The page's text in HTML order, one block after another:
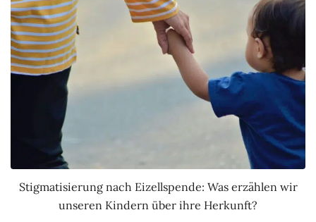
Stigmatisierung nach Eizellspende: Was erzählen wir
unseren Kindern über ihre Herkunft?